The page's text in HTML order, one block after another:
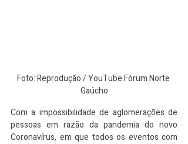
Foto: Reprodução / YouTube Fórum Norte
Gaúcho
Com a impossibilidade de aglomerações de
pessoas em razão da pandemia do novo
Coronavírus, em que todos os eventos com